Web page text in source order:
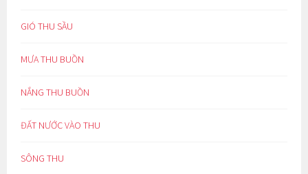
GIÓ THU SẦU
MƯA THU BUỒN
NẮNG THU BUỒN
ĐẤT NƯỚC VÀO THU
SÔNG THU